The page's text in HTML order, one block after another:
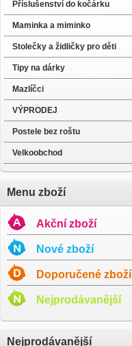
Příslušenství do kočárku
Maminka a miminko
Stolečky a židličky pro děti
Tipy na dárky
Mazlíčci
VÝPRODEJ
Postele bez roštu
Velkoobchod
Menu zboží
Akční zboží
Nové zboží
Doporučené zboží
Nejprodávanější
Nejprodávanější